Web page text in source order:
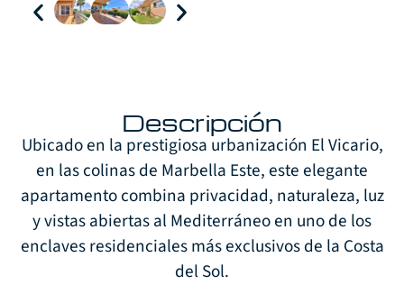
Descripción
Ubicado en la prestigiosa urbanización El Vicario,
en las colinas de Marbella Este, este elegante
apartamento combina privacidad, naturaleza, luz
y vistas abiertas al Mediterráneo en uno de los
enclaves residenciales más exclusivos de la Costa
del Sol.